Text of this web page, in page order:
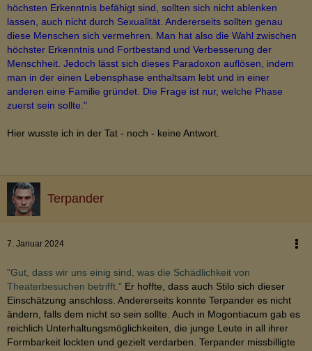
höchsten Erkenntnis befähigt sind, sollten sich nicht ablenken
lassen, auch nicht durch Sexualität. Andererseits sollten genau
diese Menschen sich vermehren. Man hat also die Wahl zwischen
höchster Erkenntnis und Fortbestand und Verbesserung der
Menschheit. Jedoch lässt sich dieses Paradoxon auflösen, indem
man in der einen Lebensphase enthaltsam lebt und in einer
anderen eine Familie gründet. Die Frage ist nur, welche Phase
zuerst sein sollte."
Hier wusste ich in der Tat - noch - keine Antwort.
Terpander
7. Januar 2024
"Gut, dass wir uns einig sind, was die Schädlichkeit von
Theaterbesuchen betrifft." Er hoffte, dass auch Stilo sich dieser
Einschätzung anschloss. Andererseits konnte Terpander es nicht
ändern, falls dem nicht so sein sollte. Auch in Mogontiacum gab es
reichlich Unterhaltungsmöglichkeiten, die junge Leute in all ihrer
Formbarkeit lockten und gezielt verdarben. Terpander missbilligte